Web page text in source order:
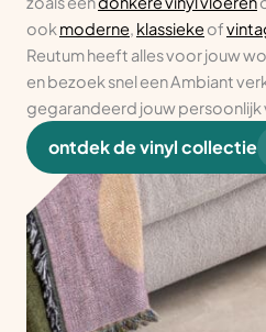
ook moderne, klassiekeof
Reutum heeft alles voor jouw
en bezoek snel een Ambiant
gegarandeerd jouw persoonlijk
ontdek de vinyl collectie